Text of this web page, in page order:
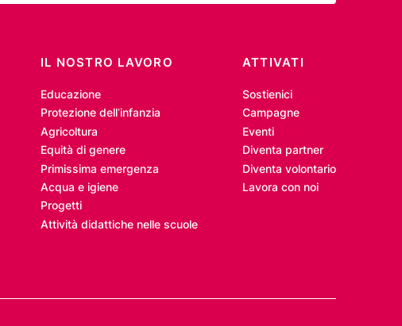
IL NOSTRO LAVORO
Educazione
Protezione dell’infanzia
Agricoltura
Equità di genere
Primissima emergenza
Acqua e igiene
Progetti
Attività didattiche nelle scuole
ATTIVATI
Sostienici
Campagne
Eventi
Diventa partner
Diventa volontario
Lavora con noi